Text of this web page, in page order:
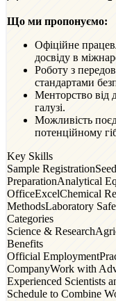
Що ми пропонуємо:
Офіційне
досвіду в
Роботу з
стандартами
Менторство від
галузі.
Можливість
потенційному
Key Skills
Sample Registration
PreparationAnalytical
OfficeExcelChemical
MethodsLaboratory
Categories
Science & Research
Benefits
Official Employment
CompanyWork with
Experienced Scientists
Schedule to Combine